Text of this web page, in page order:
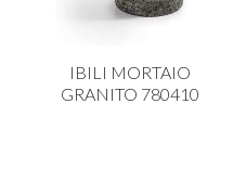
IBILI MORTAIO
GRANITO 780410